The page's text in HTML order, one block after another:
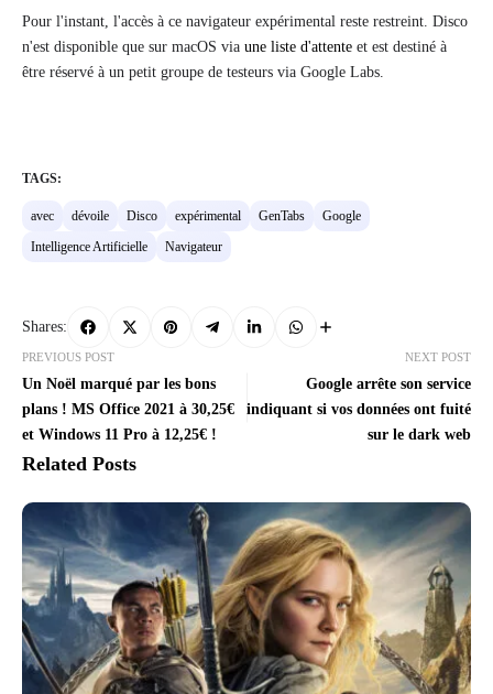
Pour l'instant, l'accès à ce navigateur expérimental reste restreint. Disco
n'est disponible que sur macOS via une liste d'attente et est destiné à
être réservé à un petit groupe de testeurs via Google Labs.
TAGS:
avec dévoile Disco expérimental GenTabs
Google
Intelligence Artificielle
Navigateur
Shares:
PREVIOUS POST
Un Noël marqué par les bons
plans ! MS Office 2021 à 30,25€
et Windows 11 Pro à 12,25€ !
NEXT POST
Google arrête son service
indiquant si vos données ont fuité
sur le dark web
Related Posts